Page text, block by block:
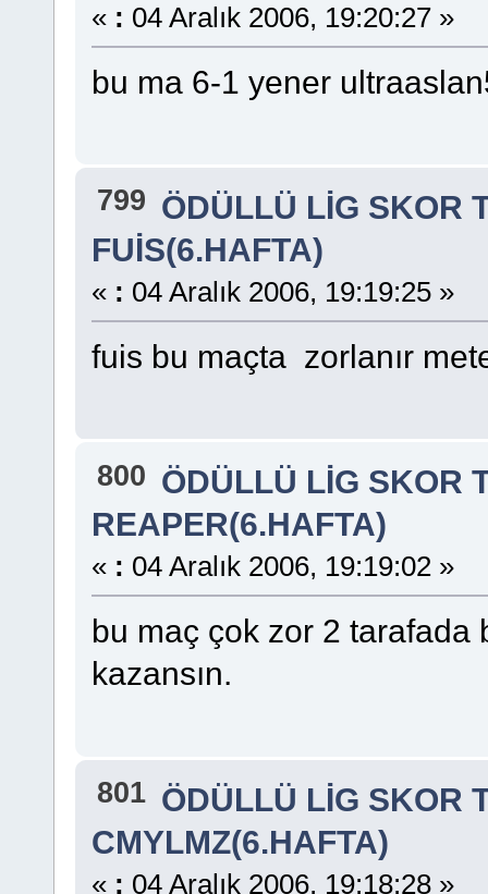
« : 04 Aralık 2006, 19:20:27 »
bu ma 6-1 yener
799 ÖDÜLLÜ LİG SKOR
FUİS(6.HAFTA)
« : 04 Aralık 2006, 19:19:25 »
fuis bu maçta zorlanır
800 ÖDÜLLÜ LİG SKOR
REAPER(6.HAFTA)
« : 04 Aralık 2006, 19:19:02 »
bu maç çok zor 2
kazansın.
801 ÖDÜLLÜ LİG SKOR
CMYLMZ(6.HAFTA)
« : 04 Aralık 2006, 19:18:28 »